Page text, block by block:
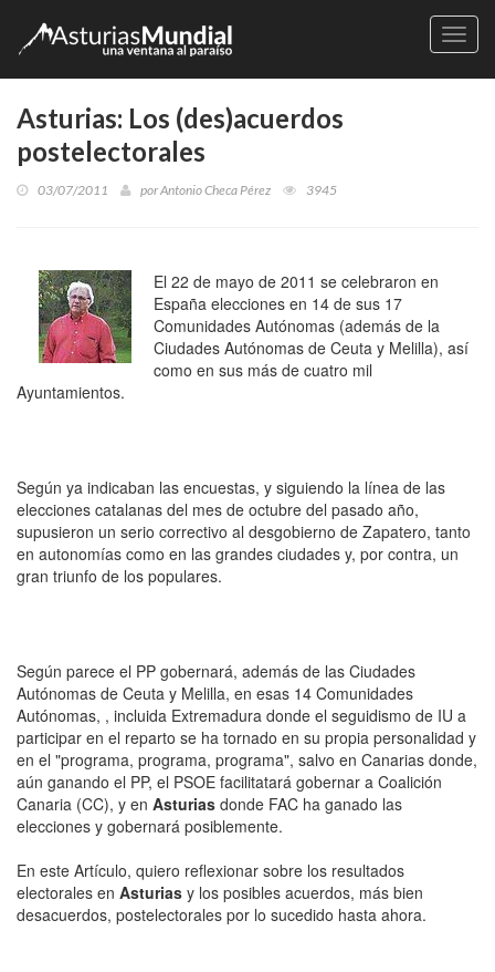
Asturias: Los (des)acuerdos
postelectorales
03/07/2011 porAntonio Checa Pérez 3945
El 22 de mayo de 2011 se celebraron en
España elecciones en 14 de sus 17
Comunidades Autónomas (además de la
Ciudades Autónomas de Ceuta y Melilla), así
como en sus más de cuatro mil
Ayuntamientos.
Según ya indicaban las encuestas, y siguiendo la línea de las
elecciones catalanas del mes de octubre del pasado año,
supusieron un serio correctivo al desgobierno de Zapatero, tanto
en autonomías como en las grandes ciudades y, por contra, un
gran triunfo de los populares.
Según parece el PP gobernará, además de las Ciudades
Autónomas de Ceuta y Melilla, en esas 14 Comunidades
Autónomas, , incluida Extremadura donde el seguidismo de IU a
participar en el reparto se ha tornado en su propia personalidad y
en el "programa, programa, programa", salvo en Canarias donde,
aún ganando el PP, el PSOE facilitatará gobernar a Coalición
Canaria (CC), y en Asturias donde FAC ha ganado las
elecciones y gobernará posiblemente.
En este Artículo, quiero reflexionar sobre los resultados
electorales en Asturias y los posibles acuerdos, más bien
desacuerdos, postelectorales por lo sucedido hasta ahora.